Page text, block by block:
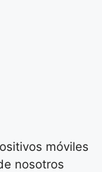
móviles
nosotros